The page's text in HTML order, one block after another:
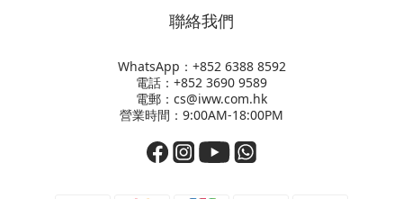
聯絡我們
WhatsApp：+852 6388 8592
電話：+852 3690 9589
電郵：cs@iww.com.hk
營業時間：9:00AM-18:00PM